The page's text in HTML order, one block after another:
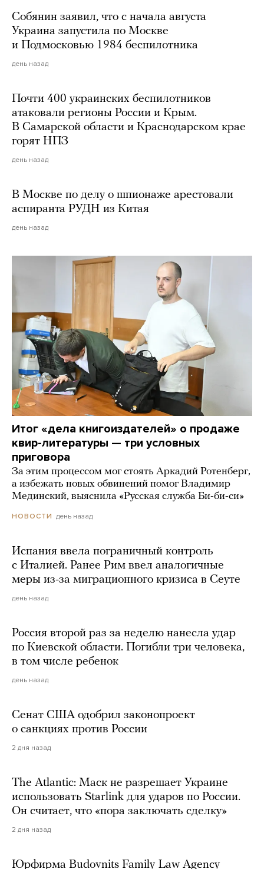
Собянин заявил, что с начала августа
Украина запустила по Москве
и Подмосковью 1984 беспилотника
день назад
Почти 400 украинских беспилотников
атаковали регионы России и Крым.
В Самарской области и Краснодарском крае
горят НПЗ
день назад
В Москве по делу о шпионаже арестовали
аспиранта РУДН из Китая
день назад
Итог «дела книгоиздателей» о продаже
квир-литературы — три условных
приговора
За этим процессом мог стоять Аркадий Ротенберг,
а избежать новых обвинений помог Владимир
Мединский, выяснила «Русская служба Би-би-си»
НОВОСТИ день назад
Испания ввела пограничный контроль
с Италией. Ранее Рим ввел аналогичные
меры из-за миграционного кризиса в Сеуте
день назад
Россия второй раз за неделю нанесла удар
по Киевской области. Погибли три человека,
в том числе ребенок
день назад
Сенат США одобрил законопроект
о санкциях против России
2 дня назад
The Atlantic: Маск не разрешает Украине
использовать Starlink для ударов по России.
Он считает, что «пора заключать сделку»
2 дня назад
Юрфирма Budovnits Family Law Agency